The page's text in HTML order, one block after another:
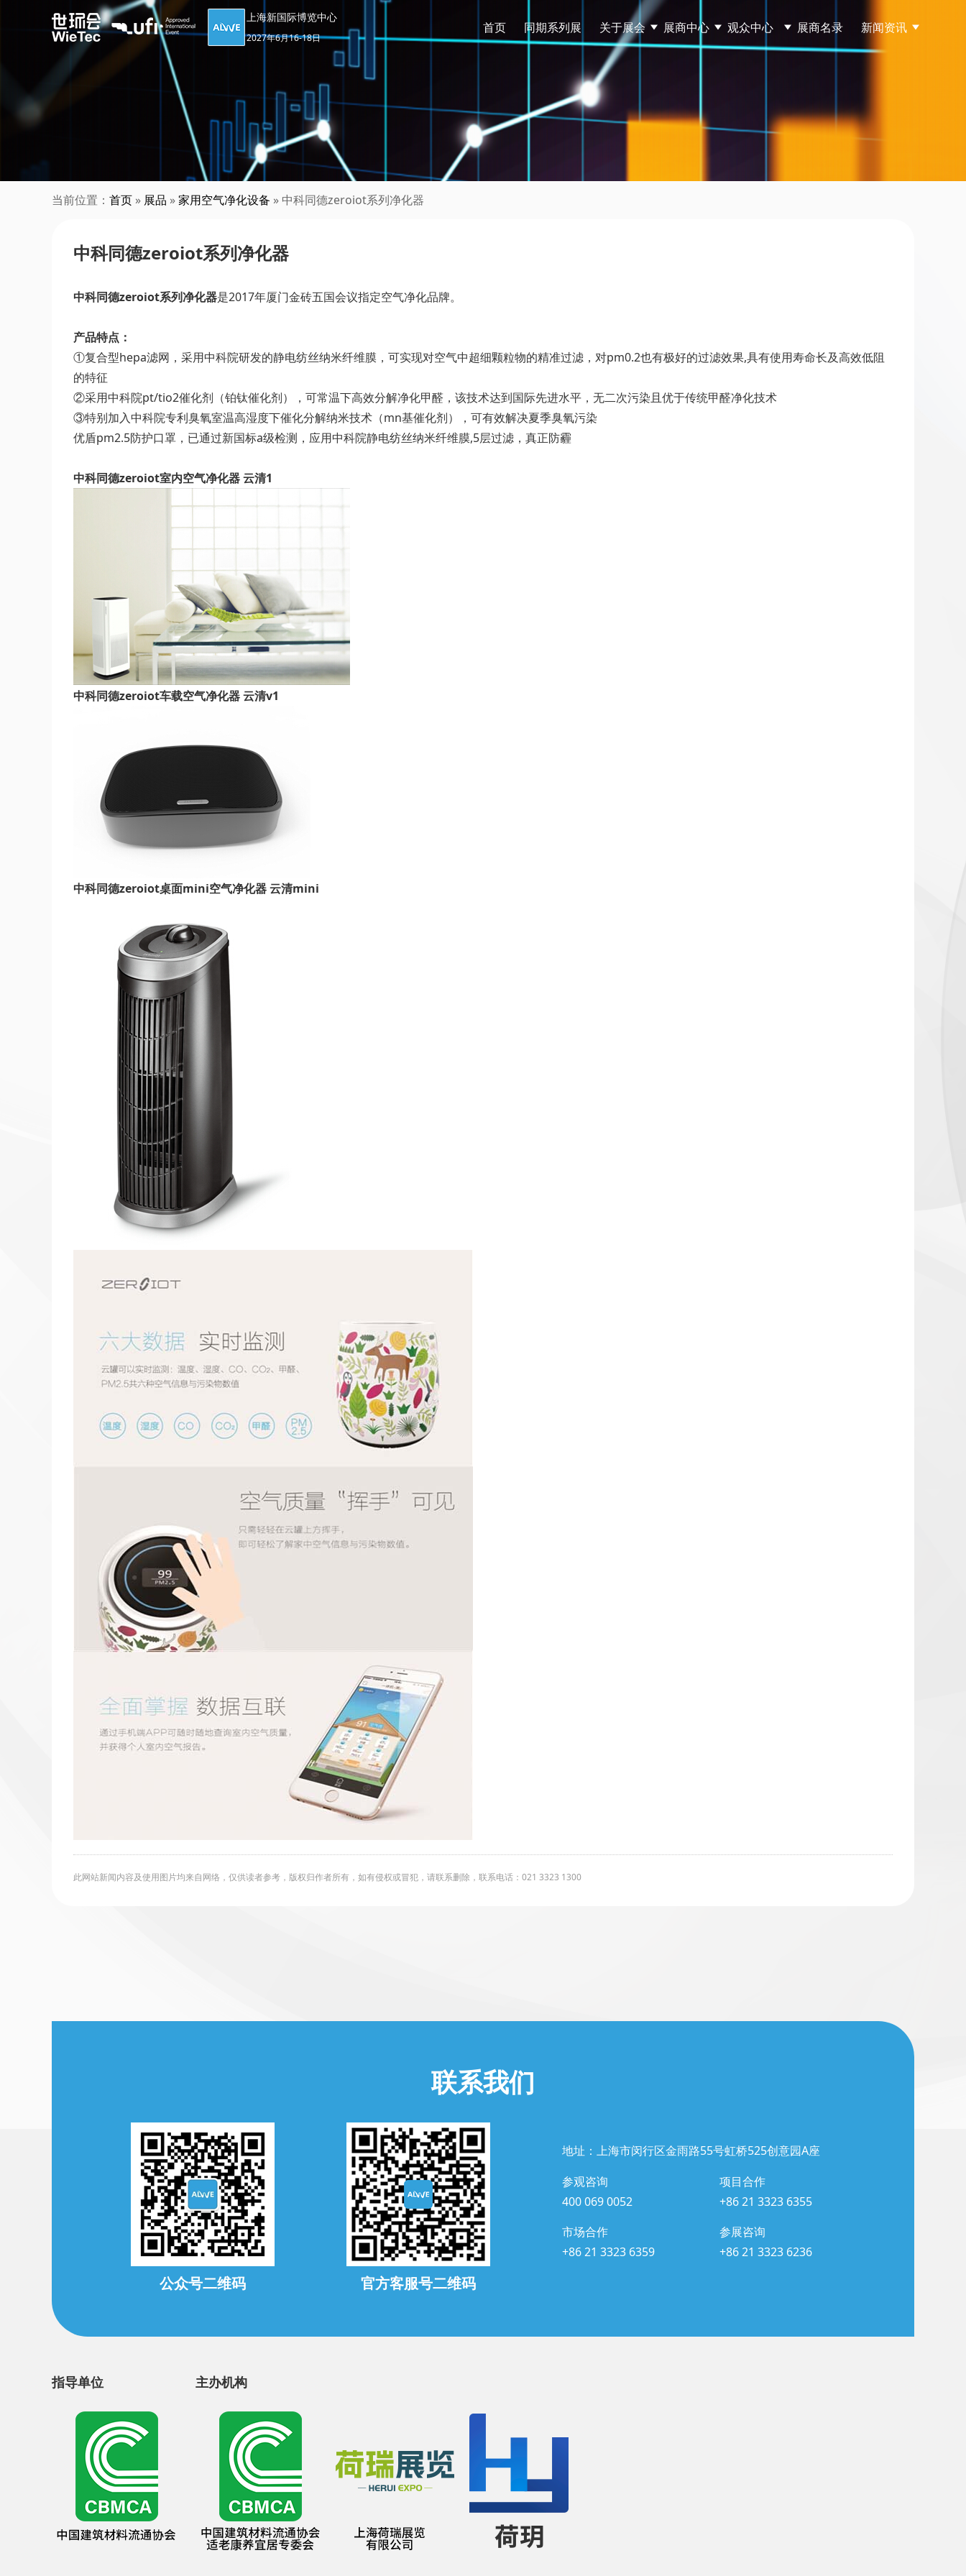
上海新国际博览中心
2027年6月16-18日
首页 同期系列展 关于展会 展商中心 观众中心 展商名录 新闻资讯
当前位置： 首页 » 展品 »家用空气净化设备 » 中科同德zeroiot系列净化器
中科同德zeroiot系列净化器
中科同德zeroiot系列净化器是2017年厦门金砖五国会议指定空气净化品牌。
产品特点：
①复合型hepa滤网，采用中科院研发的静电纺丝纳米纤维膜，可实现对空气中超细颗粒物的精准过滤，对pm0.2也有极好的过滤效果,具有使用寿命长及高效低阻
的特征
②采用中科院pt/tio2催化剂（铂钛催化剂），可常温下高效分解净化甲醛，该技术达到国际先进水平，无二次污染且优于传统甲醛净化技术
③特别加入中科院专利臭氧室温高湿度下催化分解纳米技术（mn基催化剂），可有效解决夏季臭氧污染
优盾pm2.5防护口罩，已通过新国标a级检测，应用中科院静电纺丝纳米纤维膜,5层过滤，真正防霾
中科同德zeroiot室内空气净化器 云清1
中科同德zeroiot车载空气净化器 云清v1
中科同德zeroiot桌面mini空气净化器 云清mini
此网站新闻内容及使用图片均来自网络，仅供读者参考，版权归作者所有，如有侵权或冒犯，请联系删除，联系电话：021 3323 1300
联系我们
公众号二维码 官方客服号二维码
地址：上海市闵行区金雨路55号虹桥525创意园A座
参观咨询
400 069 0052
项目合作
+86 21 3323 6355
市场合作
+86 21 3323 6359
参展咨询
+86 21 3323 6236
指导单位 主办机构